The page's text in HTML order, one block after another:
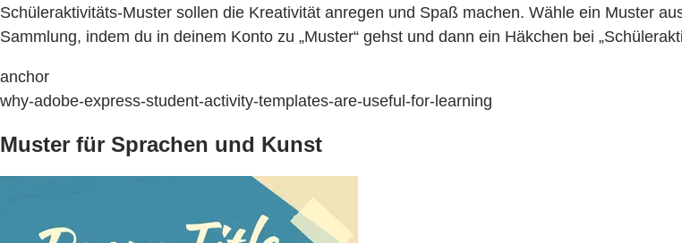
Schüleraktivitäts-Muster sollen die Kreativität anregen und Spaß machen. Wähle ein Muster
Sammlung, indem du in deinem Konto zu „Muster“ gehst und dann ein Häkchen bei
anchor
why-adobe-express-student-activity-templates-are-useful-for-learning
Muster für Sprachen und Kunst